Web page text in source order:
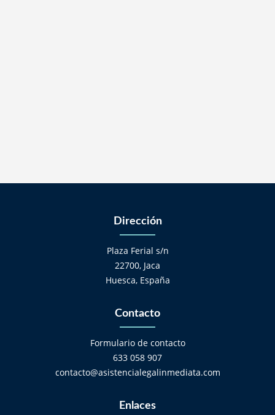
Dirección
Plaza Ferial s/n
22700, Jaca
Huesca, España
Contacto
Formulario de contacto
633 058 907
contacto@asistencialegalinmediata.com
Enlaces